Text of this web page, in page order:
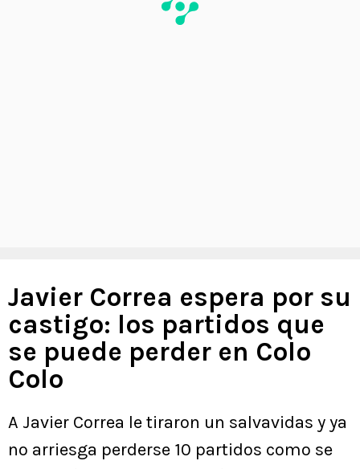
Javier Correa espera por su
castigo: los partidos que
se puede perder en Colo
Colo
A Javier Correa le tiraron un salvavidas y ya
no arriesga perderse 10 partidos como se